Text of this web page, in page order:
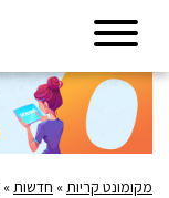
מקומונט קריות » חדשות »